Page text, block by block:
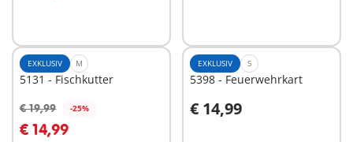
EXKLUSIV M
5131 - Fischkutter
€ 19,99 -25%
€ 14,99
EXKLUSIV S
5398 - Feuerwehrkart
€ 14,99
In den Warenkorb